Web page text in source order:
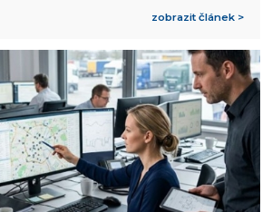
zobrazit článek >